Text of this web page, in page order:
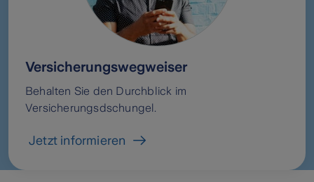
Versicherungswegweiser
Behalten Sie den Durchblick im
Versicherungsdschungel.
Jetzt informieren